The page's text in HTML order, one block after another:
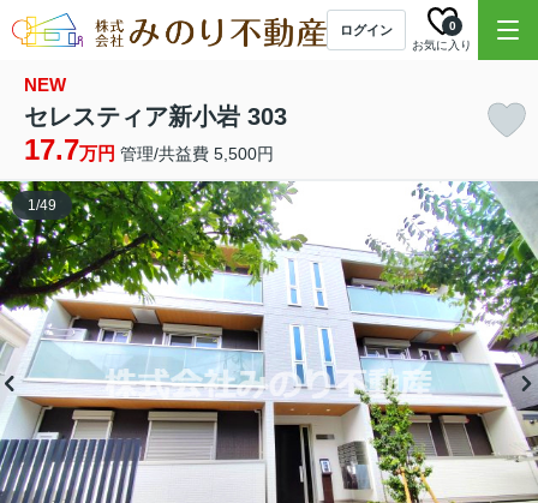
ログイン
お気に入り
0
NEW
セレスティア新小岩 303
17.7万円 管理/共益費 5,500円
1/49